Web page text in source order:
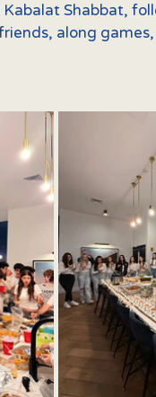
Shabbat,
along